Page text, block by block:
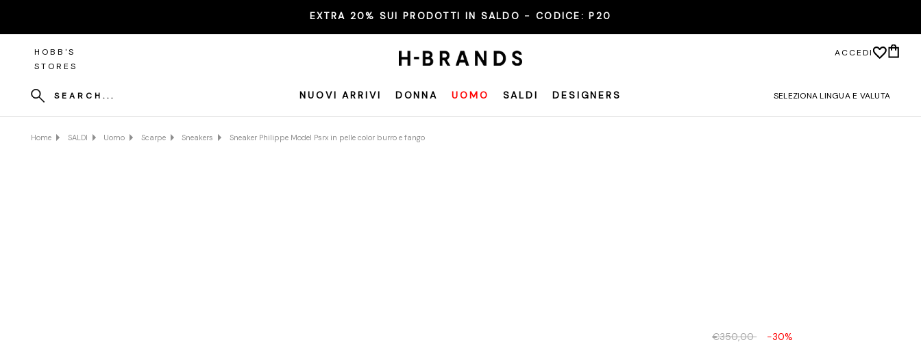
EXTRA 20% SUI PRODOTTI IN SALDO - CODICE:P20
HOBB'S
STORES
ACCEDI
SEARCH... NUOVI ARRIVI DONNA UOMO SALDI DESIGNERS SELEZIONA LINGUA E VALUTA
Home SALDI Uomo Scarpe Sneakers Sneaker Philippe Model Psrx in pelle color burro e fango
€350,00 -30%